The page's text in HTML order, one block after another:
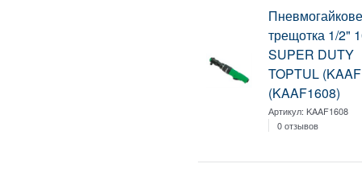
трещотка 1/2"
SUPER DUTY
TOPTUL
(KAAF1608)
Артикул:KAAF1608
0 отзывов